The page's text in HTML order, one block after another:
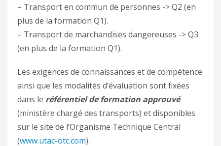
– Transport en commun de personnes -> Q2 (en
plus de la formation Q1).
– Transport de marchandises dangereuses -> Q3
(en plus de la formation Q1).
Les exigences de connaissances et de compétence
ainsi que les modalités d’évaluation sont fixées
dans le référentiel de formation approuvé
(ministère chargé des transports) et disponibles
sur le site de l’Organisme Technique Central
(www.utac-otc.com).